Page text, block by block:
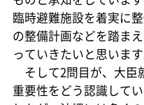
臨時避難施設を着実に
の整備計画などを踏ま
っていきたいと思います
そして2問目が、大臣
重要性をどう認識して